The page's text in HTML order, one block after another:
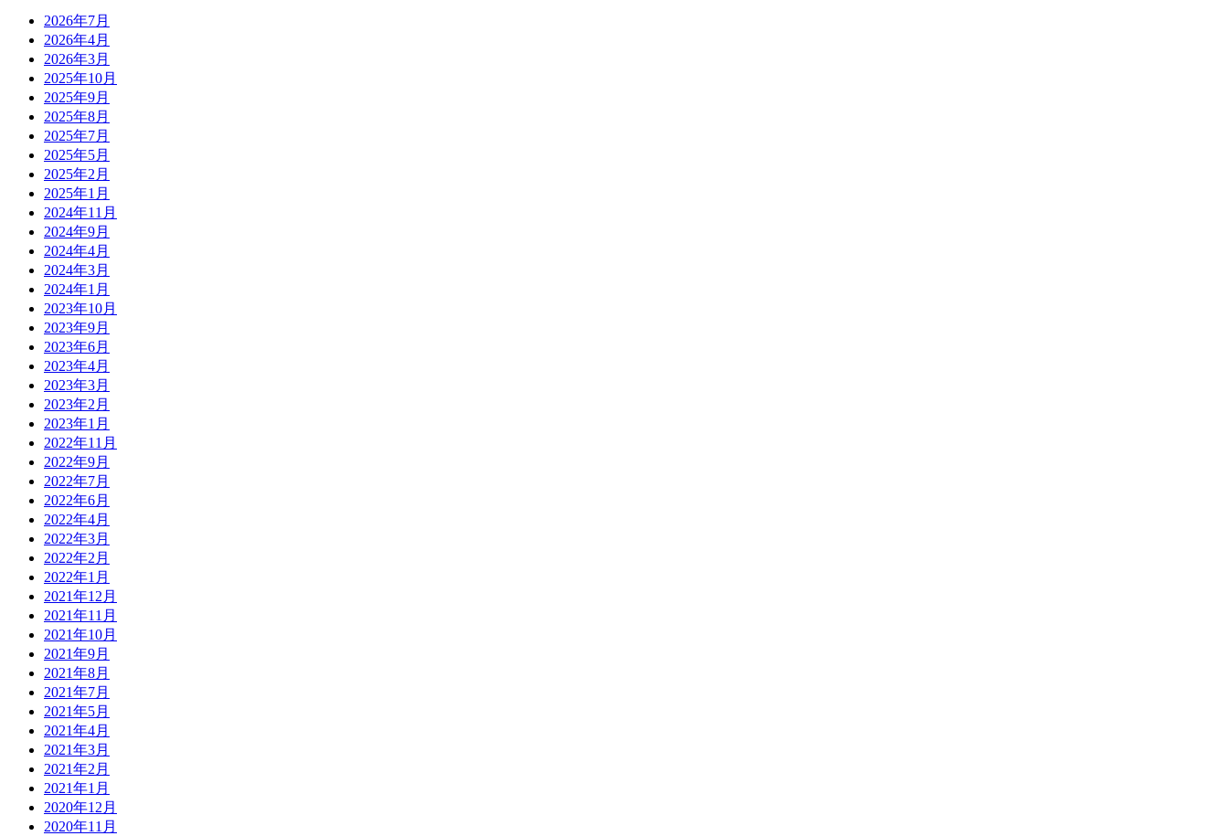
2026年7月
2026年4月
2026年3月
2025年10月
2025年9月
2025年8月
2025年7月
2025年5月
2025年2月
2025年1月
2024年11月
2024年9月
2024年4月
2024年3月
2024年1月
2023年10月
2023年9月
2023年6月
2023年4月
2023年3月
2023年2月
2023年1月
2022年11月
2022年9月
2022年7月
2022年6月
2022年4月
2022年3月
2022年2月
2022年1月
2021年12月
2021年11月
2021年10月
2021年9月
2021年8月
2021年7月
2021年5月
2021年4月
2021年3月
2021年2月
2021年1月
2020年12月
2020年11月